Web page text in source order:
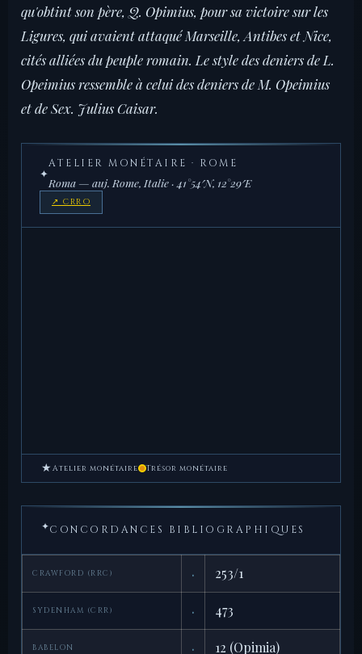
qu'obtint son père, Q. Opimius, pour sa victoire sur les
Ligures, qui avaient attaqué Marseille, Antibes et Nice,
cités alliées du peuple romain. Le style des deniers de L.
Opeimius ressemble à celui des deniers de M. Opeimius
et de Sex. Julius Caisar.
✦
ATELIER MONÉTAIRE · ROME
Roma — auj. Rome, Italie · 41°54′N, 12°29′E
↗ CRRO
★ Atelier monétaire Trésor monétaire
✦CONCORDANCES BIBLIOGRAPHIQUES
CRAWFORD (RRC) · 253/1
SYDENHAM (CRR) · 473
BABELON · 12 (Opimia)